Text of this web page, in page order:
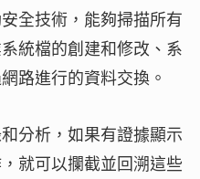
全技術，能夠掃描所有
統檔的創建和修改、系
路進行的資料交換。
分析，如果有證據顯示
就可以攔截並回溯這些